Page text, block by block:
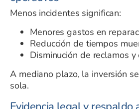
Menos incidentes significan:
Menores gastos en
Reducción de tiempos
Disminución de reclamos y
A mediano plazo, la inversión
sola.